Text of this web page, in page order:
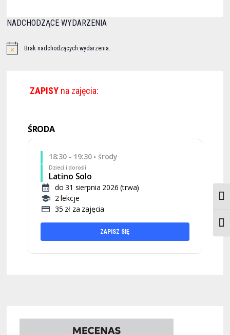
NADCHODZĄCE WYDARZENIA
Brak nadchodzących wydarzenia.
ZAPISYna zajęcia:
ŚRODA
18:30 - 19:30• środy
Dzieci i dorośli
Latino Solo
do 31 sierpnia 2026 (trwa)
2 lekcje
35 zł za zajęcia
ZAPISZ SIĘ